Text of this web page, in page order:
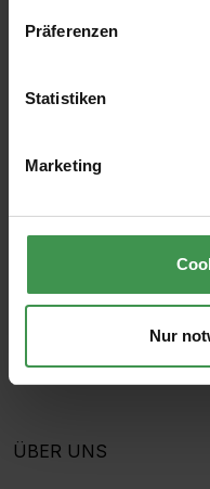
Präferenzen
Statistiken
Marketing
Nur
E-Mail-Adresse*
Ich habe die
einverstanden.
ÜBER UNS